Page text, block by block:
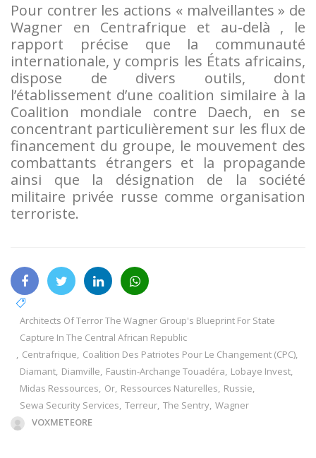
Pour contrer les actions « malveillantes » de
Wagner en Centrafrique et au-delà , le
rapport précise que la communauté
internationale, y compris les États africains,
dispose de divers outils, dont
l’établissement d’une coalition similaire à la
Coalition mondiale contre Daech, en se
concentrant particulièrement sur les flux de
financement du groupe, le mouvement des
combattants étrangers et la propagande
ainsi que la désignation de la société
militaire privée russe comme organisation
terroriste.
Architects Of Terror The Wagner Group's Blueprint For State
Capture In The Central African Republic
, Centrafrique, Coalition Des Patriotes Pour Le Changement (CPC),
Diamant, Diamville, Faustin-Archange Touadéra, Lobaye Invest,
Midas Ressources, Or, Ressources Naturelles, Russie,
Sewa Security Services, Terreur, The Sentry, Wagner
VOXMETEORE